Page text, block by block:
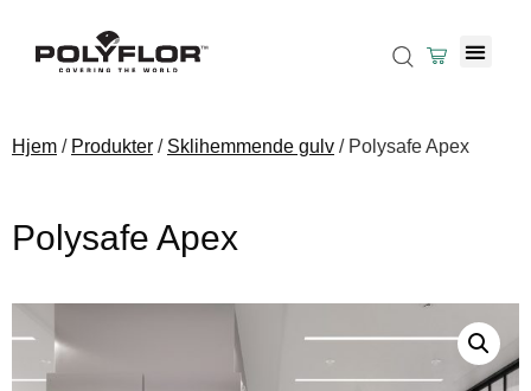
Hjem / Produkter / Sklihemmende gulv / Polysafe Apex
Polysafe Apex